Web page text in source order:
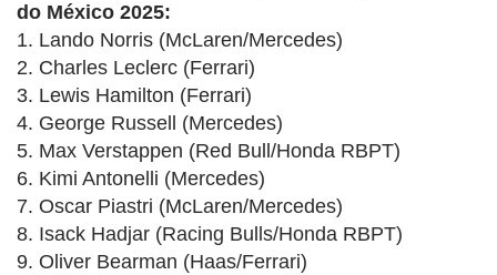
do México 2025:
1. Lando Norris (McLaren/Mercedes)
2. Charles Leclerc (Ferrari)
3. Lewis Hamilton (Ferrari)
4. George Russell (Mercedes)
5. Max Verstappen (Red Bull/Honda RBPT)
6. Kimi Antonelli (Mercedes)
7. Oscar Piastri (McLaren/Mercedes)
8. Isack Hadjar (Racing Bulls/Honda RBPT)
9. Oliver Bearman (Haas/Ferrari)